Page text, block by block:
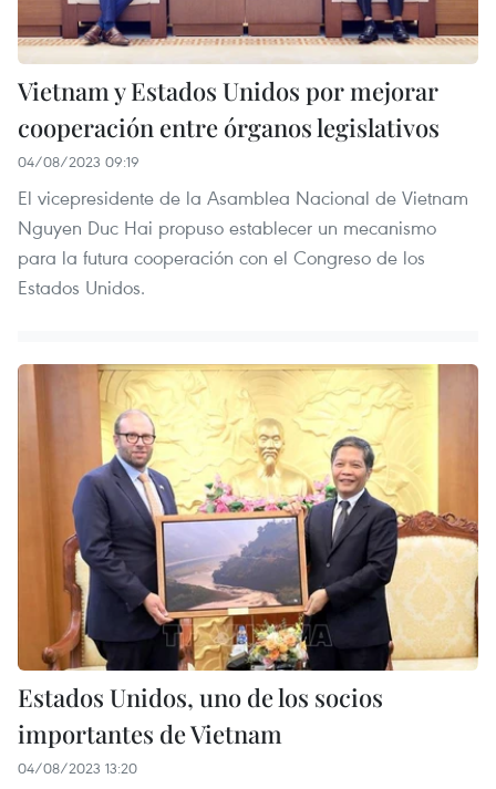
Vietnam y Estados Unidos por mejorar
cooperación entre órganos legislativos
04/08/2023 09:19
El vicepresidente de la Asamblea Nacional de Vietnam
Nguyen Duc Hai propuso establecer un mecanismo
para la futura cooperación con el Congreso de los
Estados Unidos.
Estados Unidos, uno de los socios
importantes de Vietnam
04/08/2023 13:20